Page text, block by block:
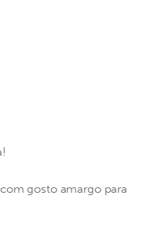
gosto amargo para